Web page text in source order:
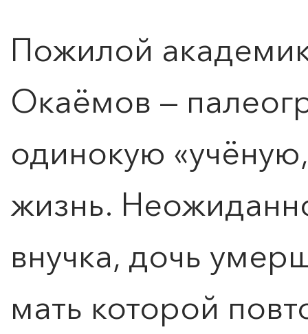
Пожилой
Окаёмов —
одинокую
жизнь.
внучка, дочь
мать которой